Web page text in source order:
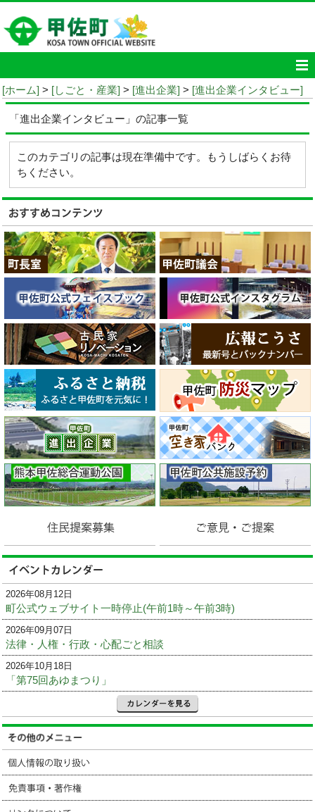
[ホーム] > [しごと・産業] > [進出企業] > [進出企業インタビュー]
「進出企業インタビュー」の記事一覧
このカテゴリの記事は現在準備中です。もうしばらくお待
ちください。
2026年08月12日
町公式ウェブサイト一時停止(午前1時～午前3時)
2026年09月07日
法律・人権・行政・心配ごと相談
2026年10月18日
「第75回あゆまつり」